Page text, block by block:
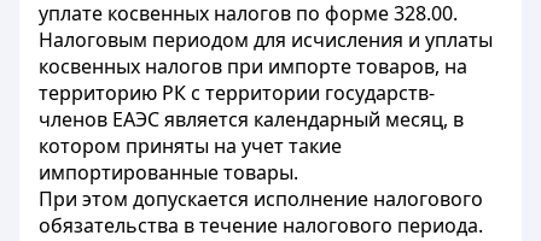
уплате косвенных налогов по форме 328.00.
Налоговым периодом для исчисления и уплаты
косвенных налогов при импорте товаров, на
территорию РК с территории государств-
членов ЕАЭС является календарный месяц, в
котором приняты на учет такие
импортированные товары.
При этом допускается исполнение налогового
обязательства в течение налогового периода.